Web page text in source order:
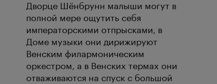
Дворце Шёнбрунн малыши могут в
полной мере ощутить себя
императорскими отпрысками, в
Доме музыки они дирижируют
Венским филармоническим
оркестром, а в Венских термах они
отваживаются на спуск с большой